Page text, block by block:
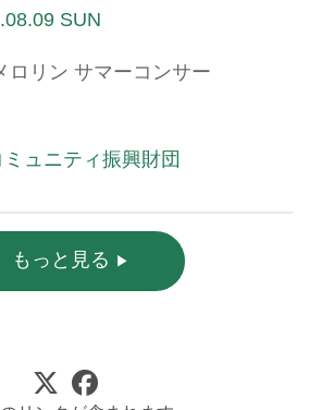
SUN
ロリン サマーコンサー
ュニティ振興財団
もっと見る